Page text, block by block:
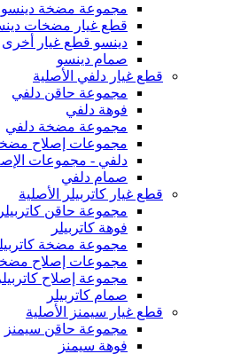
مجموعة مضخة دينسو
قطع غيار مضخات
دينسو قطع غيار أخرى
صمام دينسو
قطع غيار دلفي الأصلية
مجموعة حاقن دلفي
فوهة دلفي
مجموعة مضخة دلفي
مجموعات إصلاح
دلفي - مجموعات
صمام دلفي
قطع غيار كاتربيلر الأصلية
مجموعة حاقن كاتربيلر
فوهة كاتربيلر
مجموعة مضخة
مجموعات إصلاح
مجموعة إصلاح
صمام كاتربيلر
قطع غيار سيمنز الأصلية
مجموعة حاقن سيمنز
فوهة سيمنز